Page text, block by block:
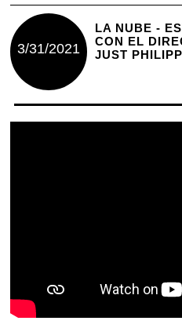
3/31/2021
LA NUBE -
CON EL
JUST